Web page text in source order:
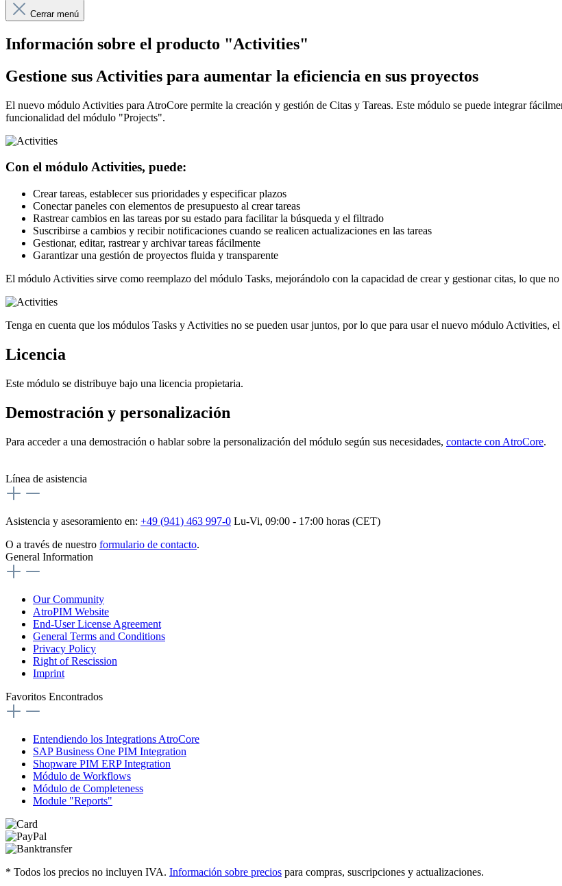
Cerrar menú
Información sobre el producto "Activities"
Gestione sus Activities para aumentar la eficiencia en sus proyectos
El nuevo módulo Activities para AtroCore permite la creación y gestión de Citas y Tareas. Este módulo se puede integrar
funcionalidad del módulo "Projects".
Con el módulo Activities, puede:
Crear tareas, establecer sus prioridades y especificar plazos
Conectar paneles con elementos de presupuesto al crear tareas
Rastrear cambios en las tareas por su estado para facilitar la búsqueda y el filtrado
Suscribirse a cambios y recibir notificaciones cuando se realicen actualizaciones en las tareas
Gestionar, editar, rastrear y archivar tareas fácilmente
Garantizar una gestión de proyectos fluida y transparente
El módulo Activities sirve como reemplazo del módulo Tasks, mejorándolo con la capacidad de crear y gestionar citas, lo que
Tenga en cuenta que los módulos Tasks y Activities no se pueden usar juntos, por lo que para usar el nuevo módulo Activities, el
Licencia
Este módulo se distribuye bajo una licencia propietaria.
Demostración y personalización
Para acceder a una demostración o hablar sobre la personalización del módulo según sus necesidades, contacte con AtroCore.
Línea de asistencia
Asistencia y asesoramiento en: +49 (941) 463 997-0 Lu-Vi, 09:00 - 17:00 horas (CET)
O a través de nuestro formulario de contacto.
General Information
Our Community
AtroPIM Website
End-User License Agreement
General Terms and Conditions
Privacy Policy
Right of Rescission
Imprint
Favoritos Encontrados
Entendiendo los Integrations AtroCore
SAP Business One PIM Integration
Shopware PIM ERP Integration
Módulo de Workflows
Módulo de Completeness
Module "Reports"
* Todos los precios no incluyen IVA. Información sobre precios para compras, suscripciones y actualizaciones.